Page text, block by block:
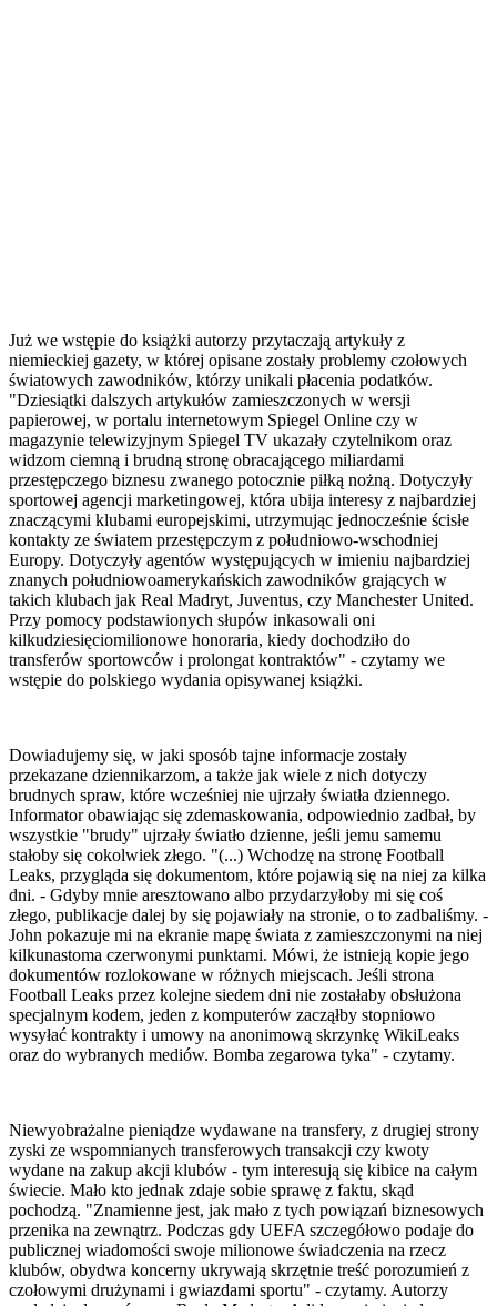
Już we wstępie do książki autorzy przytaczają artykuły z
niemieckiej gazety, w której opisane zostały problemy czołowych
światowych zawodników, którzy unikali płacenia podatków.
"Dziesiątki dalszych artykułów zamieszczonych w wersji
papierowej, w portalu internetowym Spiegel Online czy w
magazynie telewizyjnym Spiegel TV ukazały czytelnikom oraz
widzom ciemną i brudną stronę obracającego miliardami
przestępczego biznesu zwanego potocznie piłką nożną. Dotyczyły
sportowej agencji marketingowej, która ubija interesy z najbardziej
znaczącymi klubami europejskimi, utrzymując jednocześnie ścisłe
kontakty ze światem przestępczym z południowo-wschodniej
Europy. Dotyczyły agentów występujących w imieniu najbardziej
znanych południowoamerykańskich zawodników grających w
takich klubach jak Real Madryt, Juventus, czy Manchester United.
Przy pomocy podstawionych słupów inkasowali oni
kilkudziesięciomilionowe honoraria, kiedy dochodziło do
transferów sportowców i prolongat kontraktów" - czytamy we
wstępie do polskiego wydania opisywanej książki.
Dowiadujemy się, w jaki sposób tajne informacje zostały
przekazane dziennikarzom, a także jak wiele z nich dotyczy
brudnych spraw, które wcześniej nie ujrzały światła dziennego.
Informator obawiając się zdemaskowania, odpowiednio zadbał, by
wszystkie "brudy" ujrzały światło dzienne, jeśli jemu samemu
stałoby się cokolwiek złego. "(...) Wchodzę na stronę Football
Leaks, przygląda się dokumentom, które pojawią się na niej za kilka
dni. - Gdyby mnie aresztowano albo przydarzyłoby mi się coś
złego, publikacje dalej by się pojawiały na stronie, o to zadbaliśmy. -
John pokazuje mi na ekranie mapę świata z zamieszczonymi na niej
kilkunastoma czerwonymi punktami. Mówi, że istnieją kopie jego
dokumentów rozlokowane w różnych miejscach. Jeśli strona
Football Leaks przez kolejne siedem dni nie zostałaby obsłużona
specjalnym kodem, jeden z komputerów zacząłby stopniowo
wysyłać kontrakty i umowy na anonimową skrzynkę WikiLeaks
oraz do wybranych mediów. Bomba zegarowa tyka" - czytamy.
Niewyobrażalne pieniądze wydawane na transfery, z drugiej strony
zyski ze wspomnianych transferowych transakcji czy kwoty
wydane na zakup akcji klubów - tym interesują się kibice na całym
świecie. Mało kto jednak zdaje sobie sprawę z faktu, skąd
pochodzą. "Znamienne jest, jak mało z tych powiązań biznesowych
przenika na zewnątrz. Podczas gdy UEFA szczegółowo podaje do
publicznej wiadomości swoje milionowe świadczenia na rzecz
klubów, obydwa koncerny ukrywają skrzętnie treść porozumień z
czołowymi drużynami i gwiazdami sportu" - czytamy. Autorzy